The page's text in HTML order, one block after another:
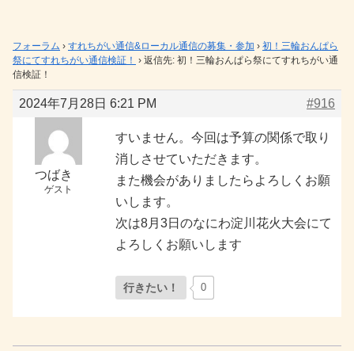
フォーラム › すれちがい通信&ローカル通信の募集・参加 › 初！三輪おんぱら
祭にてすれちがい通信検証！ › 返信先: 初！三輪おんぱら祭にてすれちがい通
信検証！
2024年7月28日 6:21 PM #916
つばき
ゲスト
すいません。今回は予算の関係で取り
消しさせていただきます。
また機会がありましたらよろしくお願
いします。
次は8月3日のなにわ淀川花火大会にて
よろしくお願いします
行きたい！ 0